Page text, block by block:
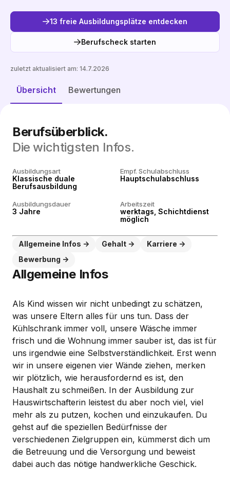
13 freie Ausbildungsplätze entdecken
Berufscheck starten
Übersicht Bewertungen
zuletzt aktualisiert am: 14.7.2026
Berufsüberblick.
Die wichtigsten Infos.
Ausbildungsart
Klassische duale
Berufsausbildung
Empf. Schulabschluss
Hauptschulabschluss
Ausbildungsdauer
3 Jahre
Arbeitszeit
werktags, Schichtdienst
möglich
Allgemeine Infos Gehalt
Karriere
Bewerbung
Allgemeine Infos
Als Kind wissen wir nicht unbedingt zu schätzen,
was unsere Eltern alles für uns tun. Dass der
Kühlschrank immer voll, unsere Wäsche immer
frisch und die Wohnung immer sauber ist, das ist für
uns irgendwie eine Selbstverständlichkeit. Erst wenn
wir in unsere eigenen vier Wände ziehen, merken
wir plötzlich, wie herausfordernd es ist, den
Haushalt zu schmeißen. In der Ausbildung zur
Hauswirtschafterin leistest du aber noch viel, viel
mehr als zu putzen, kochen und einzukaufen. Du
gehst auf die speziellen Bedürfnisse der
verschiedenen Zielgruppen ein, kümmerst dich um
die Betreuung und die Versorgung und beweist
dabei auch das nötige handwerkliche Geschick.